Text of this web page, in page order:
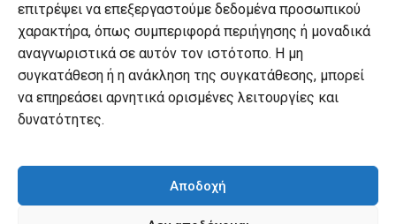
επιτρέψει να επεξεργαστούμε δεδομένα προσωπικού
χαρακτήρα, όπως συμπεριφορά περιήγησης ή μοναδικά
αναγνωριστικά σε αυτόν τον ιστότοπο. Η μη
συγκατάθεση ή η ανάκληση της συγκατάθεσης, μπορεί
να επηρεάσει αρνητικά ορισμένες λειτουργίες και
δυνατότητες.
Αποδοχή
Ο λογαριασμός μου
Ο λογαριασμός μου
Οι παραγγελίες μου
Λίστα επιθυμιών